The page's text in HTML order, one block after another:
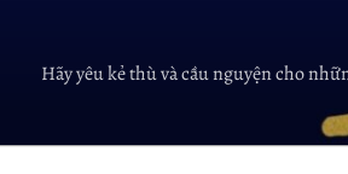
Hãy yêu kẻ thù và cầu nguyện cho